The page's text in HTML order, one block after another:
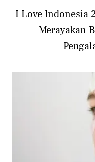
I Love Indonesia
Merayakan